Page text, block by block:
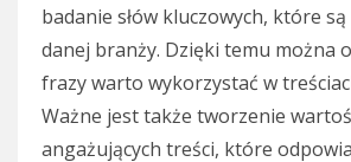
badanie słów kluczowych, które
danej branży. Dzięki temu można
frazy warto wykorzystać w
Ważne jest także tworzenie
angażujących treści, które